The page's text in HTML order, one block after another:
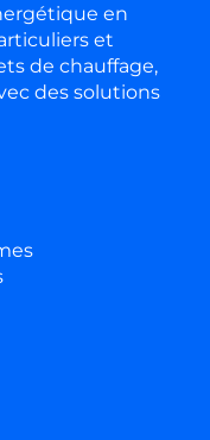
en
et
de chauffage,
des solutions